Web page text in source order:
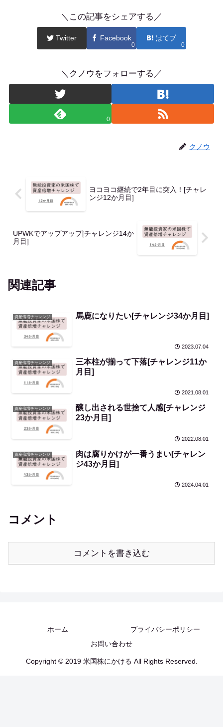
＼この記事をシェアする／
Twitter Facebook
0
はてブ
0
＼クノウをフォローする／
0
クノウ
ヨコヨコ継続で2年目に突入！[チャレ
ンジ12か月目]
UPWKでアップアップ[チャレンジ14か
月目]
関連記事
資産倍増チャレンジ 馬鹿になりたい[チャレンジ34か月目]
2023.07.04
資産倍増チャレンジ
三本柱が揃って下落[チャレンジ11か
月目]
2021.08.01
資産倍増チャレンジ
醸し出される世捨て人感[チャレンジ
23か月目]
2022.08.01
資産倍増チャレンジ
肉は腐りかけが一番うまい[チャレン
ジ43か月目]
2024.04.01
コメント
コメントを書き込む
ホーム
プライバシーポリシー
お問い合わせ
Copyright © 2019 米国株にかける All Rights Reserved.